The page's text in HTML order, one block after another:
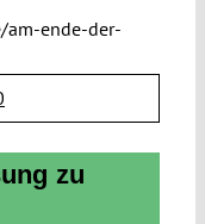
am-ende-der-
zu